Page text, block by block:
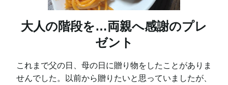
大人の階段を…両親へ感謝のプレ
ゼント
これまで父の日、母の日に贈り物をしたことがありま
せんでした。以前から贈りたいと思っていましたが、